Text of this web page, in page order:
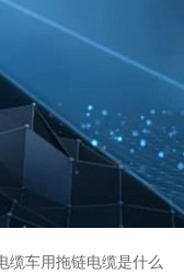
缆车用拖链电缆是什么